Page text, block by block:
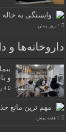
وابستگی به
4 روز پیش
داروخانه‌ها و
و
4 روز پیش
مهم ترین مانع
2 هفته پیش